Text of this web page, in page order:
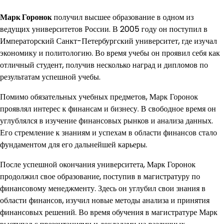
Марк Горонокполучил высшее образование в одном из
ведущих университетов России. В 2005 году он поступил в
Императорский Санкт-Петербургский университет, где изучал
экономику и политологию. Во время учебы он проявил себя как
отличный студент, получив несколько наград и дипломов по
результатам успешной учебы.
Помимо обязательных учебных предметов, Марк Горонок
проявлял интерес к финансам и бизнесу. В свободное время он
углублялся в изучение финансовых рынков и анализа данных.
Его стремление к знаниям и успехам в области финансов стало
фундаментом для его дальнейшей карьеры.
После успешной окончания университета, Марк Горонок
продолжил свое образование, поступив в магистратуру по
финансовому менеджменту. Здесь он углубил свои знания в
области финансов, изучил новые методы анализа и принятия
финансовых решений. Во время обучения в магистратуре Марк